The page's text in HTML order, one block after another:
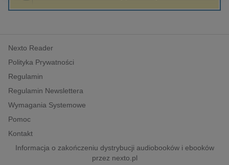
komputery, internet, technologie, informatyka
polityka, społeczno-informacyjne
psychologiczne
inne
popularno-naukowe
historia
Nexto Reader
Polityka Prywatności
Regulamin
Regulamin Newslettera
Wymagania Systemowe
Pomoc
Kontakt
Informacja o zakończeniu dystrybucji audiobooków i ebooków
przez nexto.pl